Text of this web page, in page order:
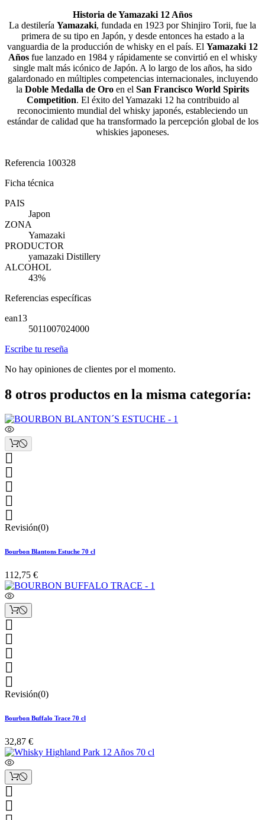
Historia de Yamazaki 12 Años
La destilería Yamazaki, fundada en 1923 por Shinjiro Torii, fue la
primera de su tipo en Japón, y desde entonces ha estado a la
vanguardia de la producción de whisky en el país. El Yamazaki 12
Añosfue lanzado en 1984 y rápidamente se convirtió en el whisky
single malt más icónico de Japón. A lo largo de los años, ha sido
galardonado en múltiples competencias internacionales, incluyendo
la Doble Medalla de Oro en el San Francisco World Spirits
Competition. El éxito del Yamazaki 12 ha contribuido al
reconocimiento mundial del whisky japonés, estableciendo un
estándar de calidad que ha transformado la percepción global de los
whiskies japoneses.
Referencia 100328
Ficha técnica
PAIS
Japon
ZONA
Yamazaki
PRODUCTOR
yamazaki Distillery
ALCOHOL
43%
Referencias específicas
ean13
5011007024000
Escribe tu reseña
No hay opiniones de clientes por el momento.
8 otros productos en la misma categoría:





Revisión(0)
Bourbon Blantons Estuche 70 cl
112,75 €





Revisión(0)
Bourbon Buffalo Trace 70 cl
32,87 €

